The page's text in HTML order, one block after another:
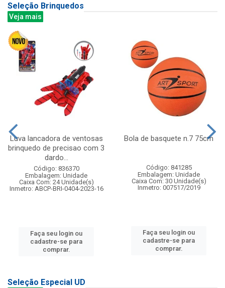
Seleção Brinquedos
Veja mais
Luva lancadora de ventosas
brinquedo de precisao com 3
dardo...
Código: 836370
Embalagem: Unidade
Caixa Com: 24 Unidade(s)
Inmetro: ABCP-BRI-0404-2023-16
Faça seu login ou
cadastre-se para
comprar.
Bola de basquete n.7 75cm
Código: 841285
Embalagem: Unidade
Caixa Com: 30 Unidade(s)
Inmetro: 007517/2019
Faça seu login ou
cadastre-se para
comprar.
Seleção Especial UD